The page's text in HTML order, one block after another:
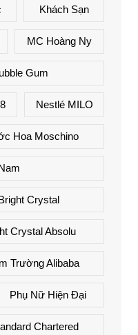
Khách Sạn
MC Hoàng Ny
Gum
Nestlé MILO
Hoa Moschino
Crystal
Crystal Absolu
Trường Alibaba
Phụ Nữ Hiện Đại
Chartered